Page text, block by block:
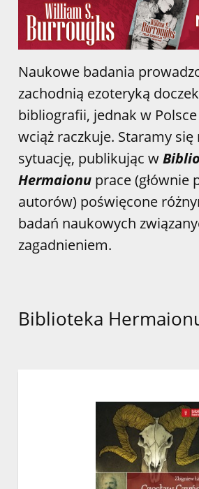
Naukowe badania
zachodnią ezoteryką
bibliografii, jednak w
wciąż raczkuje. Staramy
sytuację, publikując w
Hermaionu prace (głównie
autorów) poświęcone
badań naukowych
zagadnieniem.
Biblioteka